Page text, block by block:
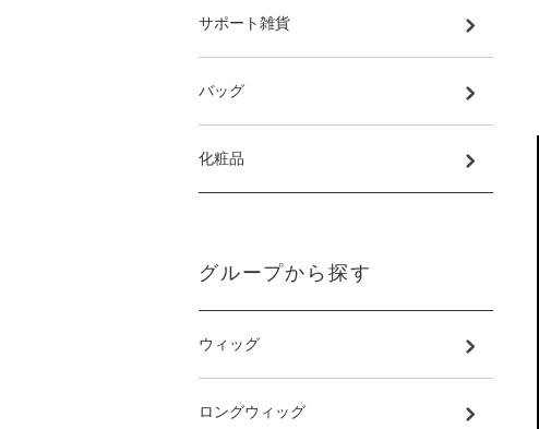
サポート雑貨
バッグ
化粧品
グループから探す
ウィッグ
ロングウィッグ